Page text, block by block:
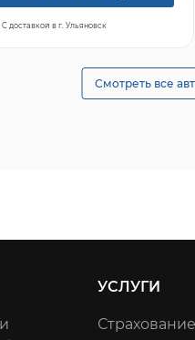
С доставкой в г. Ульяновск
Смотреть все
УСЛУГИ
Страхование